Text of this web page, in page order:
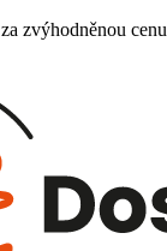
zvýhodněnou